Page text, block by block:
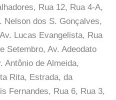
Rua 12, Rua 4-A,
Nelson dos S. Gonçalves,
Lucas Evangelista, Rua
Setembro, Av. Adeodato
Antônio de Almeida,
Rita, Estrada, da
Fernandes, Rua 6, Rua 3,